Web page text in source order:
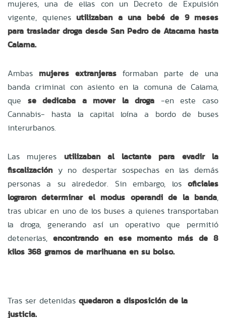
mujeres, una de ellas con un Decreto de Expulsión
vigente, quienes utilizaban a una bebé de 9 meses
para trasladar droga desde San Pedro de Atacama hasta
Calama.
Ambas mujeres extranjeras formaban parte de una
banda criminal con asiento en la comuna de Calama,
que se dedicaba a mover la droga -en este caso
Cannabis- hasta la capital loína a bordo de buses
interurbanos.
Las mujeres utilizaban al lactante para evadir la
fiscalización y no despertar sospechas en las demás
personas a su alrededor. Sin embargo, los oficiales
lograron determinar el modus operandi de la banda,
tras ubicar en uno de los buses a quienes transportaban
la droga, generando así un operativo que permitió
detenerlas, encontrando en ese momento más de 8
kilos 368 gramos de marihuana en su bolso.
Tras ser detenidas quedaron a disposición de la
justicia.